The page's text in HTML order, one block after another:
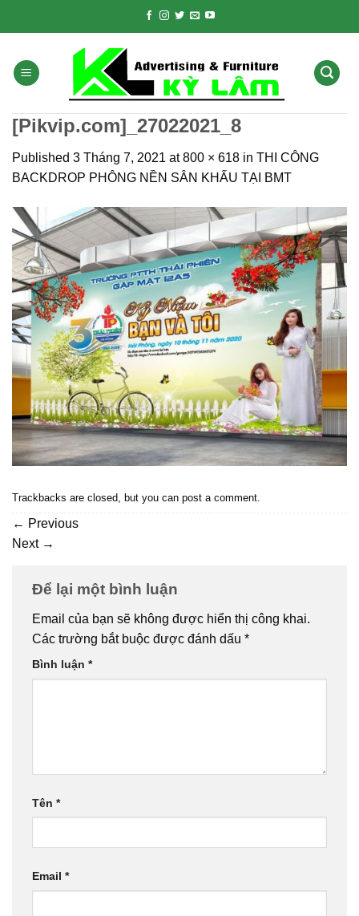
[Pikvip.com]_27022021_8
Published 3 Tháng 7, 2021 at800 × 618 in THI CÔNG
BACKDROP PHÔNG NỀN SÂN KHẤU TẠI BMT
Trackbacks are closed, but you can post a comment.
← Previous
Next →
Để lại một bình luận
Email của bạn sẽ không được hiển thị công khai.
Các trường bắt buộc được đánh dấu *
Bình luận *
Tên *
Email *